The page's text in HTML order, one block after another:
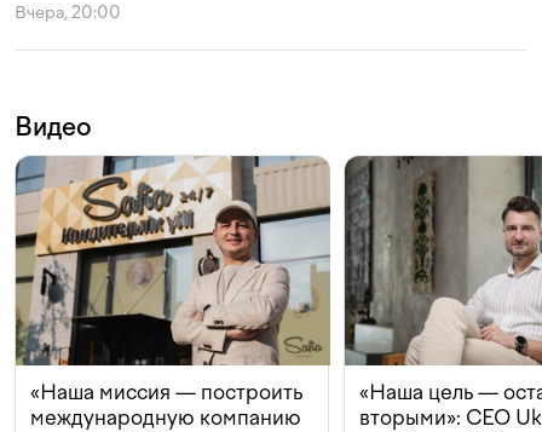
Вчера, 20:00
Видео
«Наша миссия — построить
международную компанию
«Наша цель —
вторыми»: CEO